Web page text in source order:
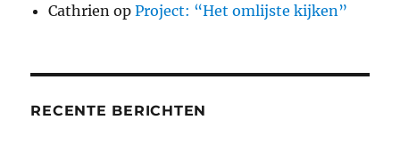
Cathrien opProject: “Het omlijste kijken”
RECENTE BERICHTEN